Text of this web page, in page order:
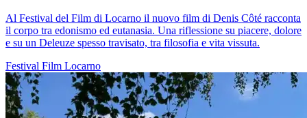
Al Festival del Film di Locarno il nuovo film di Denis Côté racconta
il corpo tra edonismo ed eutanasia. Una riflessione su piacere, dolore
e su un Deleuze spesso travisato, tra filosofia e vita vissuta.
Festival Film Locarno